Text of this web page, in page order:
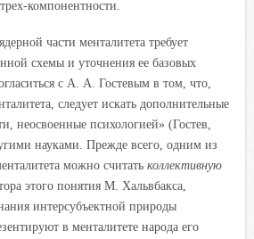
компонентности.
части менталитета требует
схемы и уточнения ее базовых
с А. А. Гостевым в том, что,
следует искать дополнительные
неосвоенные психологией» (Гостев,
науками. Прежде всего, одним из
можно считать коллективную
этого понятия М. Хальвбакса,
интерсубъектной природы
в менталитете народа его